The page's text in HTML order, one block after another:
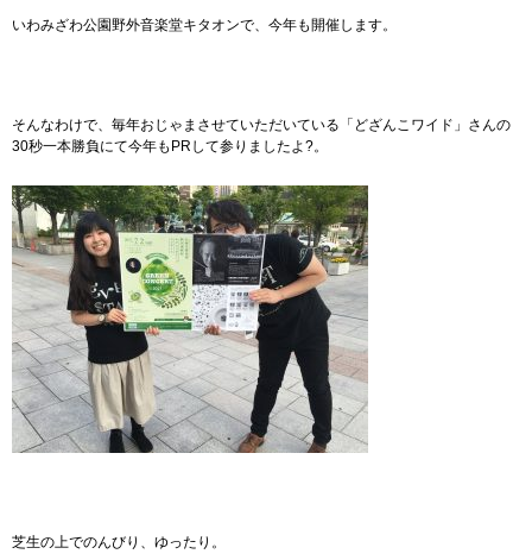
いわみざわ公園野外音楽堂キタオンで、今年も開催します。
そんなわけで、毎年おじゃまさせていただいている「どざんこワイド」さんの
30秒一本勝負にて今年もPRして参りましたよ?。
芝生の上でのんびり、ゆったり。